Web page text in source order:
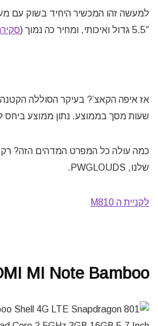
למעשה זהו המכשיר היחיד בשוק עם
5.5″ גדול ואיכותי, ומחיר כה נמוך (
שעות מסך בממוצע. נתון ממוצע ביחס
שלנו, PWGLOUDS.
לקניית ה M810
MI Note Bamboo